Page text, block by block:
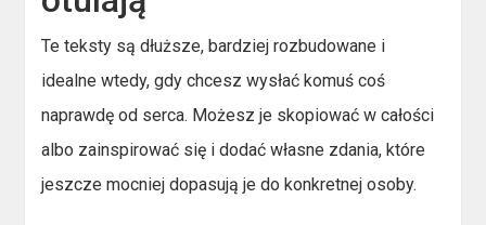
Te teksty są dłuższe, bardziej rozbudowane i
idealne wtedy, gdy chcesz wysłać komuś coś
naprawdę od serca. Możesz je skopiować w całości
albo zainspirować się i dodać własne zdania, które
jeszcze mocniej dopasują je do konkretnej osoby.